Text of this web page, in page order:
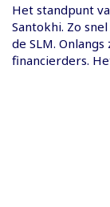
Het standpunt
Santokhi. Zo
de SLM.
financierders.